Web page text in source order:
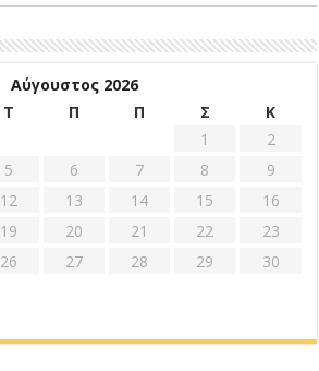
Αύγουστος 2026
Τ Π Π Σ
Κ
1
2
5 6 7 8
9
12 13 14 15
16
19 20 21 22
23
26 27 28 29
30